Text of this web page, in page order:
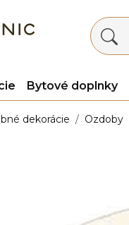
Bytové doplnky
dekorácie Ozdoby